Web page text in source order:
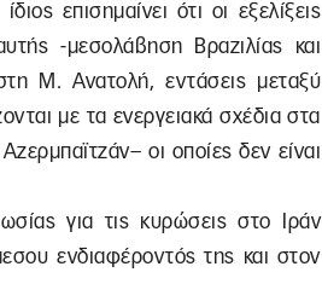
επισημαίνει ότι οι εξελίξεις
-μεσολάβηση Βραζιλίας και
Μ. Ανατολή, εντάσεις μεταξύ
με τα ενεργειακά σχέδια στα
οι οποίες δεν είναι
για τις κυρώσεις στο Ιράν
ενδιαφέροντός της και στον